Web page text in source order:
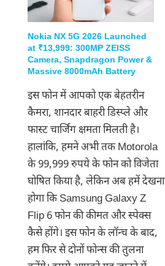
Nokia NX 5G 2026 Launched
at ₹13,999: 300MP ZEISS
Camera, Snapdragon Power &
Massive 8000mAh Battery
इस फोन में आपको एक बेहतरीन
कैमरा, शानदार बाहरी डिस्प्ले और
फास्ट चार्जिंग क्षमता मिलती है।
हालांकि, हमने अभी तक Motorola
के 99,999 रुपये के फोन को विजेता
घोषित किया है, लेकिन अब हमें देखना
होगा कि Samsung Galaxy Z
Flip 6 फोन की कीमत और स्पेक्स
कैसे होंगे। इस फोन के लॉन्च के बाद,
हम फिर से दोनों फोन्स की तुलना